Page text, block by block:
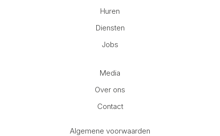
Huren
Diensten
Jobs
Media
Over ons
Contact
Algemene voorwaarden